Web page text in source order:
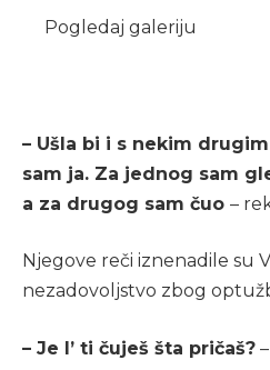
Pogledaj galeriju
– Ušla bi i s nekim
sam ja. Za jednog sam
a za drugog sam čuo –
Njegove reči iznenadile su
nezadovoljstvo zbog
– Je l’ ti čuješ šta pričaš?